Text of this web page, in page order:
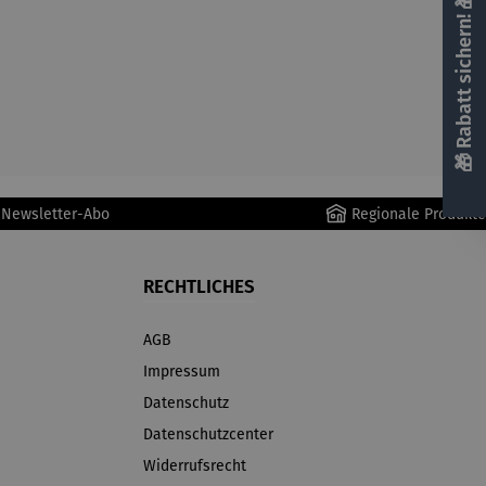
Abo Regionale Produkte
RECHTLICHES
AGB
Impressum
Datenschutz
Datenschutzcenter
Widerrufsrecht
🎁 Rabatt sichern! 🎁